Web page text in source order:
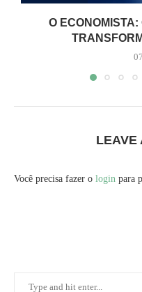
O
LEAVE
Você precisa fazer o login para